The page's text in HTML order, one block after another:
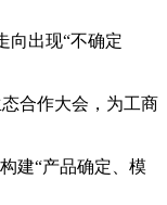
向出现“不确定
合作大会，为工商
建“产品确定、模